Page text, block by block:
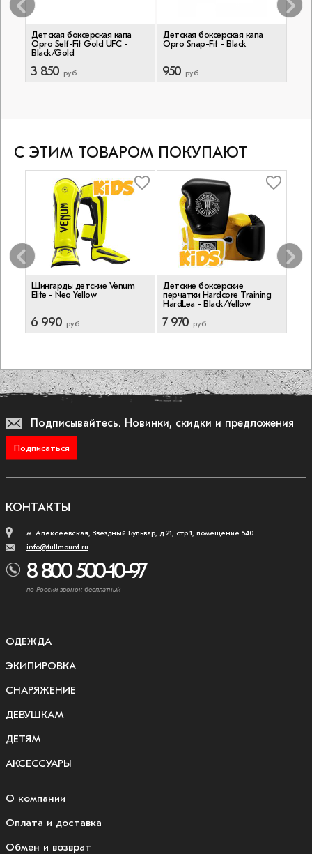
Детская боксерская капа
Opro Self-Fit Gold UFC -
Black/Gold
3 850 руб
Детская боксерская капа
Opro Snap-Fit - Black
950 руб
С ЭТИМ ТОВАРОМ ПОКУПАЮТ
Шингарды детские Venum
Elite - Neo Yellow
6 990 руб
Детские боксерские
перчатки Hardcore Training
HardLea - Black/Yellow
7 970 руб
Подписывайтесь. Новинки, скидки и предложения
Подписаться
КОНТАКТЫ
м. Алексеевская, Звездный Бульвар, д.21, стр.1, помещение 540
info@fullmount.ru
8 800 500-10-97
по России звонок бесплатный
ОДЕЖДА
ЭКИПИРОВКА
СНАРЯЖЕНИЕ
ДЕВУШКАМ
ДЕТЯМ
АКСЕССУАРЫ
О компании
Оплата и доставка
Обмен и возврат